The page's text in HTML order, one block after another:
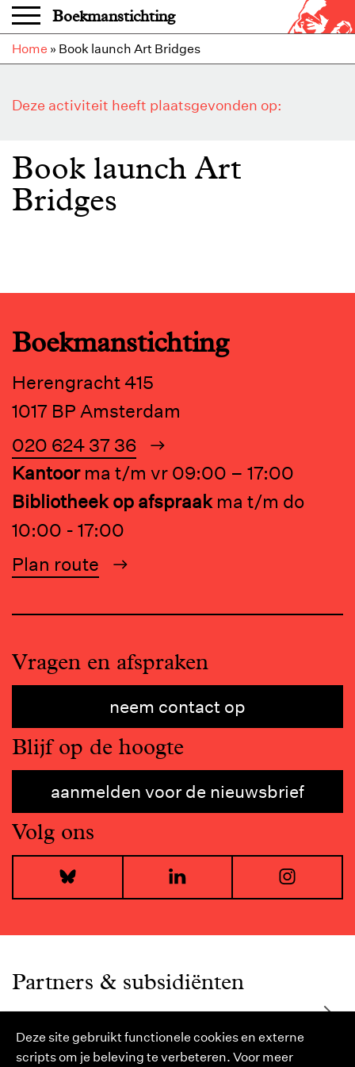
Deze site gebruikt functionele cookies en externe
scripts om je beleving te verbeteren. Voor meer
Overslaan en naar de inhoud gaan
Boekmanstichting
Home » Book launch Art Bridges
Deze activiteit heeft plaatsgevonden op:
Book launch Art
Bridges
Boekmanstichting
Herengracht 415
1017 BP Amsterdam
020 624 37 36
Kantoor ma t/m vr 09:00 – 17:00
Bibliotheek op afspraak ma t/m do
10:00 - 17:00
Plan route
Vragen en afspraken
neem contact op
Blijf op de hoogte
aanmelden voor de nieuwsbrief
Volg ons
Bluesky LinkedIn
Partners & subsidiënten